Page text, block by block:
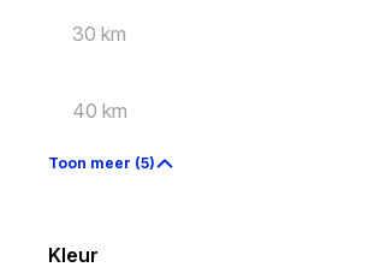
30 km
40 km
Toon meer (5)
Kleur